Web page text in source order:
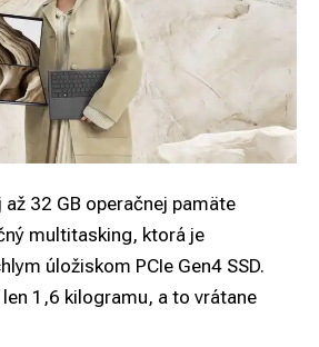
32 GB operačnej pamäte
multitasking, ktorá je
úložiskom PCIe Gen4 SSD.
1,6 kilogramu, a to vrátane